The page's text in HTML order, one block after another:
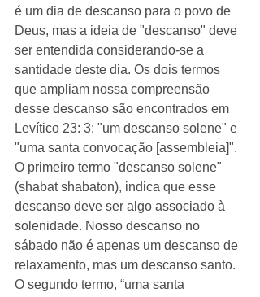
é um dia de descanso para o povo de
Deus, mas a ideia de "descanso" deve
ser entendida considerando-se a
santidade deste dia. Os dois termos
que ampliam nossa compreensão
desse descanso são encontrados em
Levítico 23: 3: "um descanso solene" e
"uma santa convocação [assembleia]".
O primeiro termo "descanso solene"
(shabat shabaton), indica que esse
descanso deve ser algo associado à
solenidade. Nosso descanso no
sábado não é apenas um descanso de
relaxamento, mas um descanso santo.
O segundo termo, “uma santa